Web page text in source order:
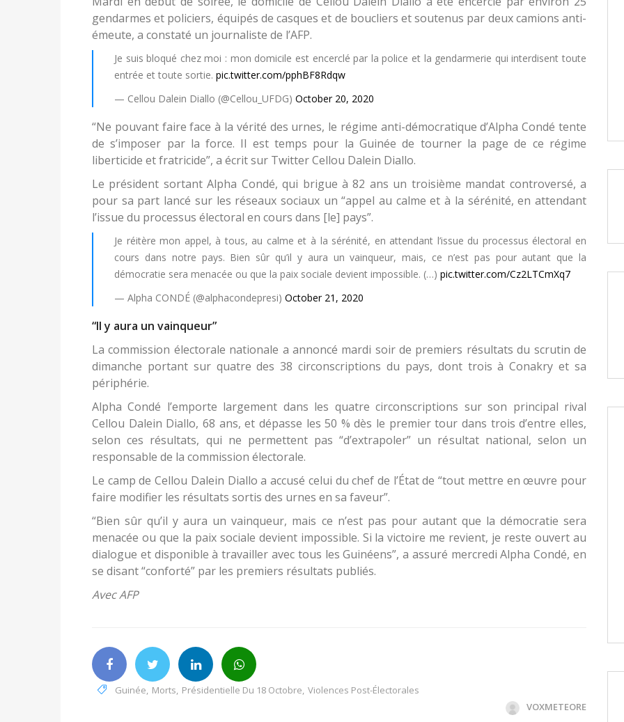
gendarmes et policiers, équipés de casques et de boucliers et soutenus par deux camions anti-
émeute, a constaté un journaliste de l’AFP.
Je suis bloqué chez moi : mon domicile est encerclé par la police et la gendarmerie qui interdisent toute
entrée et toute sortie. pic.twitter.com/pphBF8Rdqw
— Cellou Dalein Diallo (@Cellou_UFDG) October 20, 2020
“Ne pouvant faire face à la vérité des urnes, le régime anti-démocratique d’Alpha Condé tente
de s’imposer par la force. Il est temps pour la Guinée de tourner la page de ce régime
liberticide et fratricide”, a écrit sur Twitter Cellou Dalein Diallo.
Le président sortant Alpha Condé, qui brigue à 82 ans un troisième mandat controversé, a
pour sa part lancé sur les réseaux sociaux un “appel au calme et à la sérénité, en attendant
l’issue du processus électoral en cours dans [le] pays”.
Je réitère mon appel, à tous, au calme et à la sérénité, en attendant l’issue du processus électoral en
cours dans notre pays. Bien sûr qu’il y aura un vainqueur, mais, ce n’est pas pour autant que la
démocratie sera menacée ou que la paix sociale devient impossible. (…) pic.twitter.com/Cz2LTCmXq7
— Alpha CONDÉ (@alphacondepresi) October 21, 2020
“Il y aura un vainqueur”
La commission électorale nationale a annoncé mardi soir de premiers résultats du scrutin de
dimanche portant sur quatre des 38 circonscriptions du pays, dont trois à Conakry et sa
périphérie.
Alpha Condé l’emporte largement dans les quatre circonscriptions sur son principal rival
Cellou Dalein Diallo, 68 ans, et dépasse les 50 % dès le premier tour dans trois d’entre elles,
selon ces résultats, qui ne permettent pas “d’extrapoler” un résultat national, selon un
responsable de la commission électorale.
Le camp de Cellou Dalein Diallo a accusé celui du chef de l’État de “tout mettre en œuvre pour
faire modifier les résultats sortis des urnes en sa faveur”.
“Bien sûr qu’il y aura un vainqueur, mais ce n’est pas pour autant que la démocratie sera
menacée ou que la paix sociale devient impossible. Si la victoire me revient, je reste ouvert au
dialogue et disponible à travailler avec tous les Guinéens”, a assuré mercredi Alpha Condé, en
se disant “conforté” par les premiers résultats publiés.
Avec AFP
Guinée, Morts, Présidentielle Du 18 Octobre, Violences Post-Électorales
VOXMETEORE